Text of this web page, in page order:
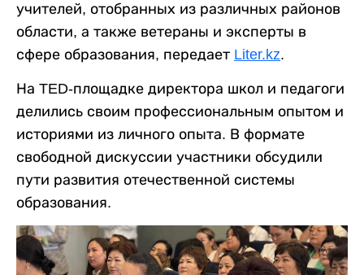
учителей, отобранных из различных районов
области, а также ветераны и эксперты в
сфере образования, передает Liter.kz.
На TED-площадке директора школ и педагоги
делились своим профессиональным опытом и
историями из личного опыта. В формате
свободной дискуссии участники обсудили
пути развития отечественной системы
образования.